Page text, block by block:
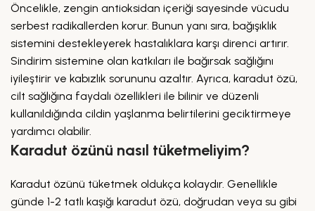
Öncelikle, zengin antioksidan içeriği sayesinde vücudu
serbest radikallerden korur. Bunun yanı sıra, bağışıklık
sistemini destekleyerek hastalıklara karşı direnci artırır.
Sindirim sistemine olan katkıları ile bağırsak sağlığını
iyileştirir ve kabızlık sorununu azaltır. Ayrıca, karadut özü,
cilt sağlığına faydalı özellikleri ile bilinir ve düzenli
kullanıldığında cildin yaşlanma belirtilerini geciktirmeye
yardımcı olabilir.
Karadut özünü nasıl tüketmeliyim?
Karadut özünü tüketmek oldukça kolaydır. Genellikle
günde 1-2 tatlı kaşığı karadut özü, doğrudan veya su gibi